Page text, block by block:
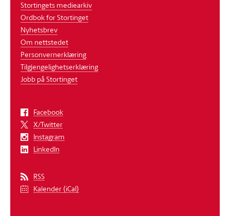
Stortingets mediearkiv
Ordbok for Stortinget
Nyhetsbrev
Om nettstedet
Personvernerklæring
Tilgjengelighetserklæring
Jobb på Stortinget
Facebook
X/Twitter
Instagram
LinkedIn
RSS
Kalender (iCal)